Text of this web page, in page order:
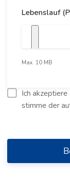
Lebenslauf
Max. 10 MB
Ich akzeptiere
stimme der